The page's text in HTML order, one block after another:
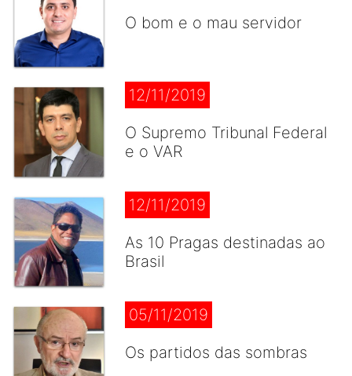
O bom e o mau servidor
12/11/2019
O Supremo Tribunal Federal
e o VAR
12/11/2019
As 10 Pragas destinadas ao
Brasil
05/11/2019
Os partidos das sombras